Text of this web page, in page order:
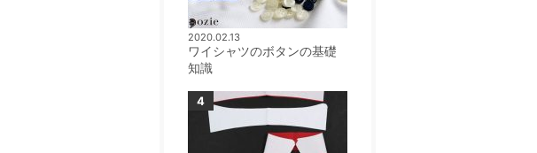
2020.02.13
ワイシャツのボタンの基礎
知識